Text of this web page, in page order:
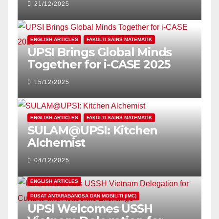
SUSTAINABLE LEARNING
21/12/2025
ENGLISH ARTICLES FAKULTI SAINS MATEMATIK
UPSI Brings Global Minds
Together for i-CASE 2025
15/12/2025
ENGLISH ARTICLES FAKULTI SAINS MATEMATIK
SULAM@UPSI: Kitchen
Alchemist
04/12/2025
ENGLISH ARTICLES
PUSAT ANTARABANGSA DAN MOBILITI (IMC)
UPSI Welcomes USSH